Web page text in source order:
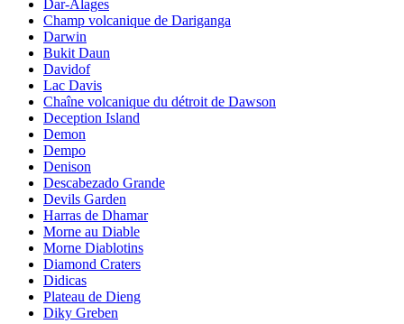
Dar-Alages
Champ volcanique de Dariganga
Darwin
Bukit Daun
Davidof
Lac Davis
Chaîne volcanique du détroit de Dawson
Deception Island
Demon
Dempo
Denison
Descabezado Grande
Devils Garden
Harras de Dhamar
Morne au Diable
Morne Diablotins
Diamond Craters
Didicas
Plateau de Dieng
Diky Greben